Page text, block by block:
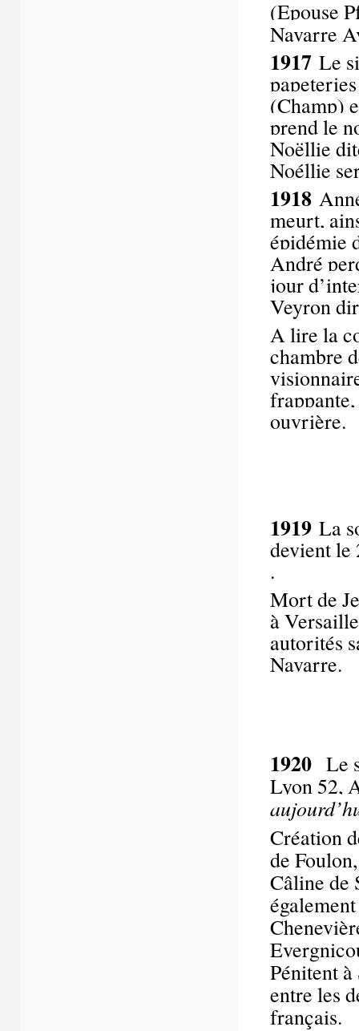
(Epouse
Navarre
1917 Le
(Champ)
prend le
Noëllie
Noéllie
1918
meurt,
épidémie
André
jour
Veyron
A lire la
chambre
ouvrière.
1919 La
devient le
Mort de
à
autorités
1920 Le
Lyon 52,
Création
de
Câline de
Pénitent
entre les
français.